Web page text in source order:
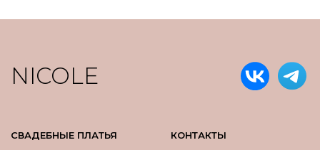
NICOLE
СВАДЕБНЫЕ ПЛАТЬЯ
КОНТАКТЫ